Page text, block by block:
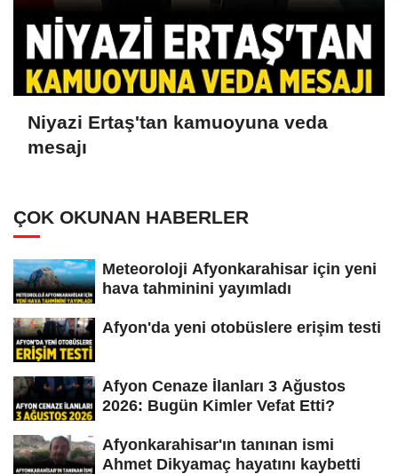
Niyazi Ertaş'tan kamuoyuna veda
mesajı
ÇOK OKUNAN HABERLER
Meteoroloji Afyonkarahisar için yeni
hava tahminini yayımladı
Afyon'da yeni otobüslere erişim testi
Afyon Cenaze İlanları 3 Ağustos
2026: Bugün Kimler Vefat Etti?
Afyonkarahisar'ın tanınan ismi
Ahmet Dikyamaç hayatını kaybetti